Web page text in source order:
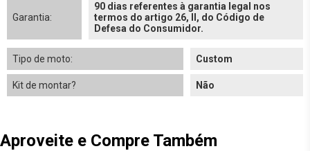
Garantia:
90 dias referentes à garantia legal nos
termos do artigo 26, II, do Código de
Defesa do Consumidor.
Tipo de moto: Custom
Kit de montar? Não
Aproveite e Compre Também